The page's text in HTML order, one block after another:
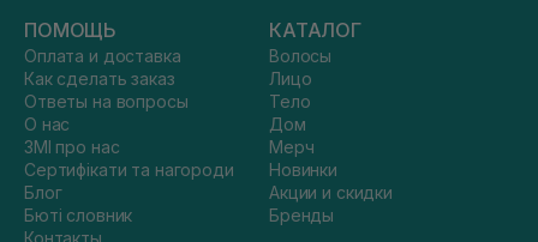
ПОМОЩЬ
Оплата и доставка
Как сделать заказ
Ответы на вопросы
О нас
ЗМІ про нас
Сертифікати та нагороди
Блог
Бюті словник
Контакты
КАТАЛОГ
Волосы
Лицо
Тело
Дом
Мерч
Новинки
Акции и скидки
Бренды